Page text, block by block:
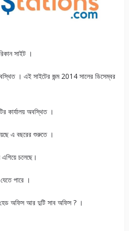
সাইট ।
। এই সাইটের জন্ম 2014 সালের ডিসেম্বর
কার্যালয় অবস্থিত ।
এ বছরের শুরুতে ।
এগিয়ে চলেছে।
পারে ।
অফিস আর দুটি সাব অফিস ? ।